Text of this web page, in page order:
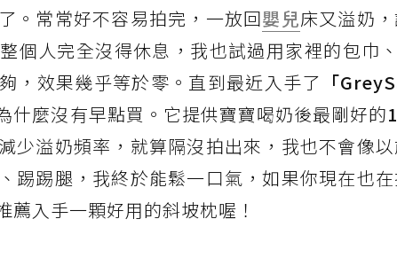
。常常好不容易拍完，一放回嬰兒床又溢奶
個人完全沒得休息，我也試過用家裡的包巾
，效果幾乎等於零。直到最近入手了 「
什麼沒有早點買。它提供寶寶喝奶後最剛好的
少溢奶頻率，就算隔沒拍出來，我也不會像
踢踢腿，我終於能鬆一口氣，如果你現在也
入手一顆好用的斜坡枕喔！